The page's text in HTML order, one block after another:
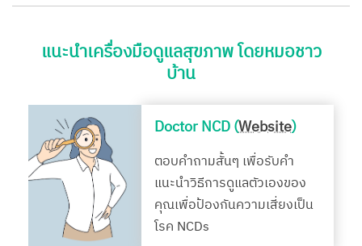
แนะนำเครื่องมือดูแลสุขภาพ โดยหมอชาว
บ้าน
Doctor NCD (Website)
ตอบคำถามสั้นๆ เพื่อรับคำ
แนะนำวิธีการดูแลตัวเองของ
คุณเพื่อป้องกันความเสี่ยงเป็น
โรค NCDs